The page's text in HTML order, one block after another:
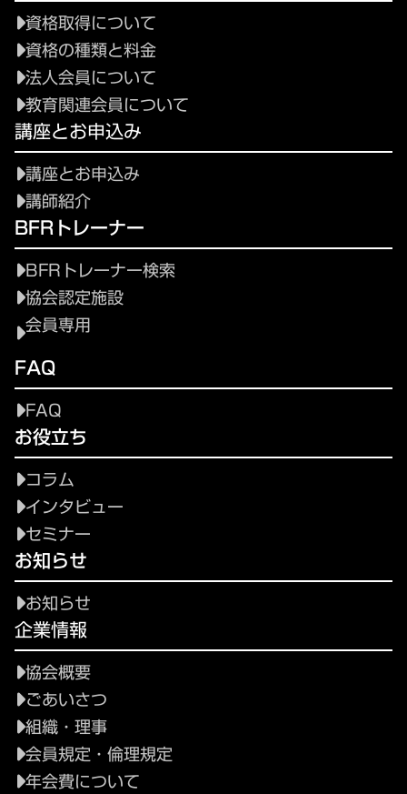
資格取得について
資格の種類と料金
法人会員について
教育関連会員について
講座とお申込み
講座とお申込み
講師紹介
BFRトレーナー
BFRトレーナー検索
協会認定施設
会員専用
FAQ
FAQ
お役立ち
コラム
インタビュー
セミナー
お知らせ
お知らせ
企業情報
協会概要
ごあいさつ
組織・理事
会員規定・倫理規定
年会費について